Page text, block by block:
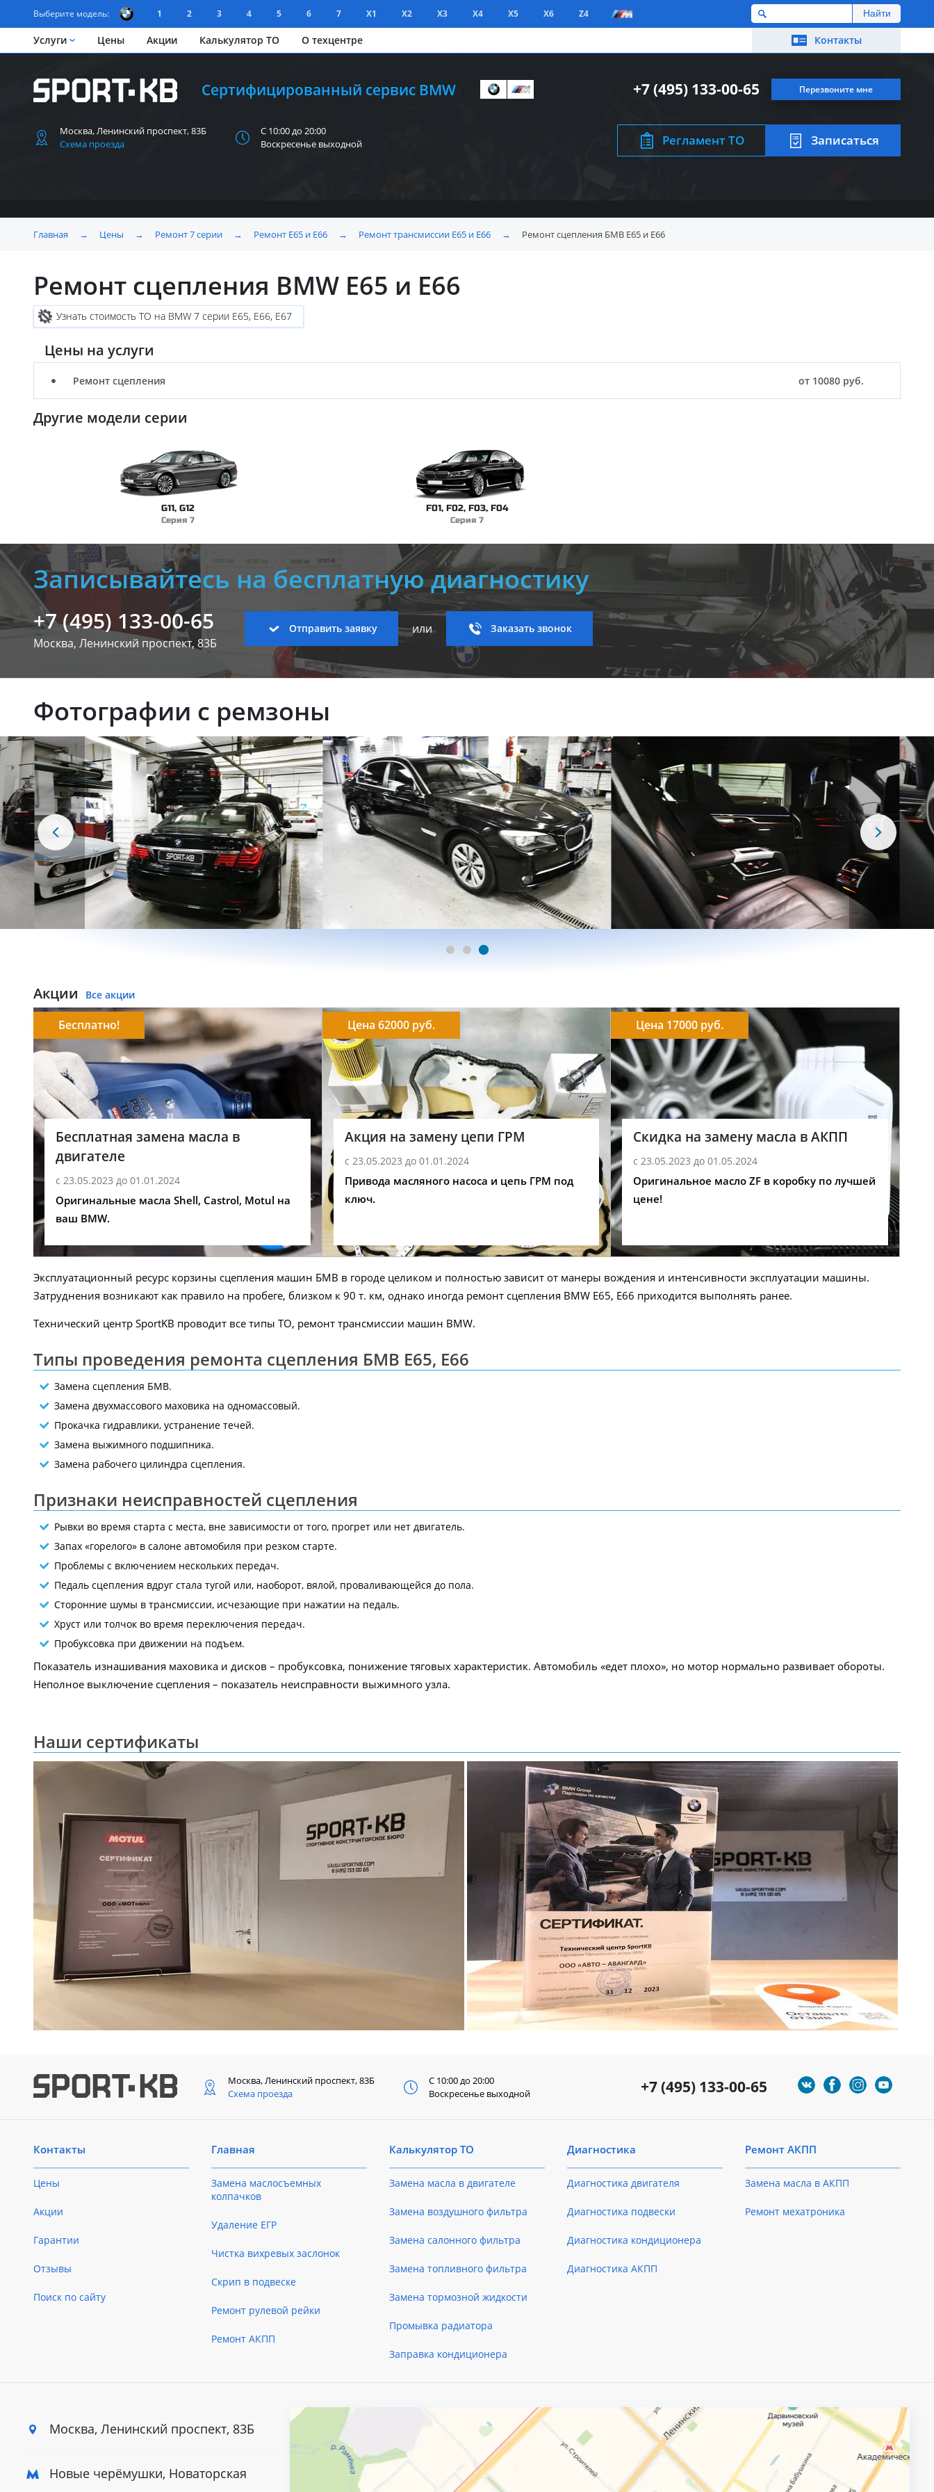
Выберите модель: 1 2 3 4 5 6 7 X1 X2 X3 X4 X5 X6 Z4
Услуги Цены Акции Калькулятор ТО О техцентре Контакты
Сертифицированный сервис BMW Перезвоните мне
+7 (495) 133-00-65
Москва, Ленинский проспект, 83Б
Схема проезда
С 10:00 до 20:00
Воскресенье выходной
Регламент ТО Записаться
Главная → Цены → Ремонт 7 серии → Ремонт E65 и E66 → Ремонт трансмиссии E65 и E66 → Ремонт сцепления БМВ E65 и E66
Ремонт сцепления BMW E65 и E66
Узнать стоимость ТО на BMW 7 серии E65, E66, E67
Цены на услуги
Ремонт сцепления от 10080 руб.
Другие модели серии
G11, G12
Серия 7
F01, F02, F03, F04
Серия 7
Записывайтесь на бесплатную диагностику
+7 (495) 133-00-65
Москва, Ленинский проспект, 83Б
Отправить заявку или Заказать звонок
Фотографии с ремзоны
Акции Все акции
Бесплатная замена масла в
двигателе
с 23.05.2023 до 01.01.2024
Бесплатно!
Оригинальные масла Shell, Castrol, Motul на
ваш BMW.
Акция на замену цепи ГРМ
с 23.05.2023 до 01.01.2024
Цена 62000 руб.
Привода масляного насоса и цепь ГРМ под
ключ.
Скидка на замену масла в АКПП
с 23.05.2023 до 01.05.2024
Цена 17000 руб.
Оригинальное масло ZF в коробку по лучшей
цене!
Эксплуатационный ресурс корзины сцепления машин БМВ в городе целиком и полностью зависит от манеры вождения и интенсивности эксплуатации машины.
Затруднения возникают как правило на пробеге, близком к 90 т. км, однако иногда ремонт сцепления BMW E65, E66 приходится выполнять ранее.
Технический центр SportKB проводит все типы ТО, ремонт трансмиссии машин BMW.
Типы проведения ремонта сцепления БМВ E65, E66
Замена сцепления БМВ.
Замена двухмассового маховика на одномассовый.
Прокачка гидравлики, устранение течей.
Замена выжимного подшипника.
Замена рабочего цилиндра сцепления.
Признаки неисправностей сцепления
Рывки во время старта с места, вне зависимости от того, прогрет или нет двигатель.
Запах «горелого» в салоне автомобиля при резком старте.
Проблемы с включением нескольких передач.
Педаль сцепления вдруг стала тугой или, наоборот, вялой, проваливающейся до пола.
Сторонние шумы в трансмиссии, исчезающие при нажатии на педаль.
Хруст или толчок во время переключения передач.
Пробуксовка при движении на подъем.
Показатель изнашивания маховика и дисков – пробуксовка, понижение тяговых характеристик. Автомобиль «едет плохо», но мотор нормально развивает обороты.
Неполное выключение сцепления – показатель неисправности выжимного узла.
Наши сертификаты
+7 (495) 133-00-65
Москва, Ленинский проспект, 83Б
Схема проезда
С 10:00 до 20:00
Воскресенье выходной
Контакты
Цены
Акции
Гарантии
Отзывы
Поиск по сайту
Главная
Замена маслосъемных
колпачков
Удаление ЕГР
Чистка вихревых заслонок
Скрип в подвеске
Ремонт рулевой рейки
Ремонт АКПП
Калькулятор ТО
Замена масла в двигателе
Замена воздушного фильтра
Замена салонного фильтра
Замена топливного фильтра
Замена тормозной жидкости
Промывка радиатора
Заправка кондиционера
Диагностика
Диагностика двигателя
Диагностика подвески
Диагностика кондиционера
Диагностика АКПП
Ремонт АКПП
Замена масла в АКПП
Ремонт мехатроника
Москва, Ленинский проспект, 83Б
Новые черёмушки, Новаторская